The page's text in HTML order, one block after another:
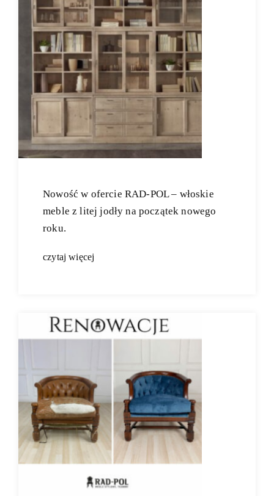
Nowość w ofercie RAD-POL – włoskie
meble z litej jodły na początek nowego
roku.
czytaj więcej